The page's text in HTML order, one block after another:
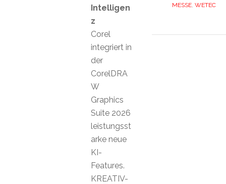
MESSE, WETEC
Intelligen
z
Corel
integriert in
der
CorelDRA
W
Graphics
Suite 2026
leistungsst
arke neue
KI-
Features.
KREATIV-